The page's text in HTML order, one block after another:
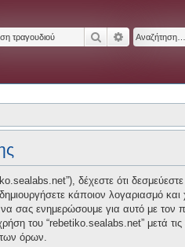
Αναζήτηση
Ειδική
δέχεστε ότι
κάποιον λογαριασμό και
σας ενημερώσουμε για αυτό με τον
του “rebetiko.sealabs.net” μετά τις
των όρων.